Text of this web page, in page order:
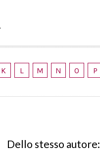
K L M N O P
Dello stesso autore: